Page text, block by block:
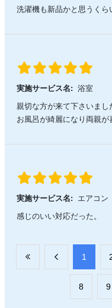
洗濯機も新品かと思うくら
実施サービス名: 浴室
親切な方が来て下さいまし
お風呂が綺麗になり両親が
実施サービス名:
エアコン
感じのいい対応だった。
​1
​8 ​9